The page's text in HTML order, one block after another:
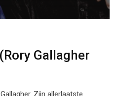
Gallagher
Zijn allerlaatste